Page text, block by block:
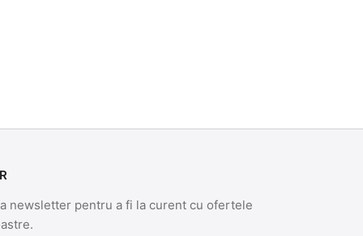
newsletter pentru a fi la curent cu ofertele